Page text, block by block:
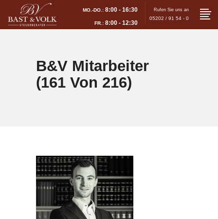
MO.-DO.: 8:00 - 16:30
FR.: 8:00 - 12:30
Rufen Sie uns an
05202 / 91 54 - 0
B&V Mitarbeiter
(161 Von 216)